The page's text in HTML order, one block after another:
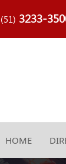
(51) 3233-
HOME